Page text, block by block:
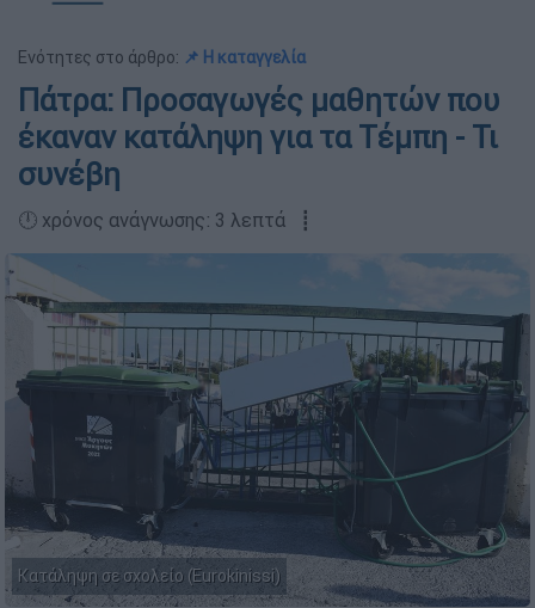
Ενότητες στο άρθρο: 📌 Η καταγγελία
Πάτρα: Προσαγωγές μαθητών που
έκαναν κατάληψη για τα Τέμπη - Τι
συνέβη
🕛 χρόνος ανάγνωσης: 3 λεπτά ┋
Κατάληψη σε σχολείο (Eurokinissi)